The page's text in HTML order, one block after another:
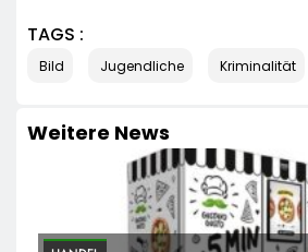
TAGS :
Bild Jugendliche Kriminalität
Weitere News